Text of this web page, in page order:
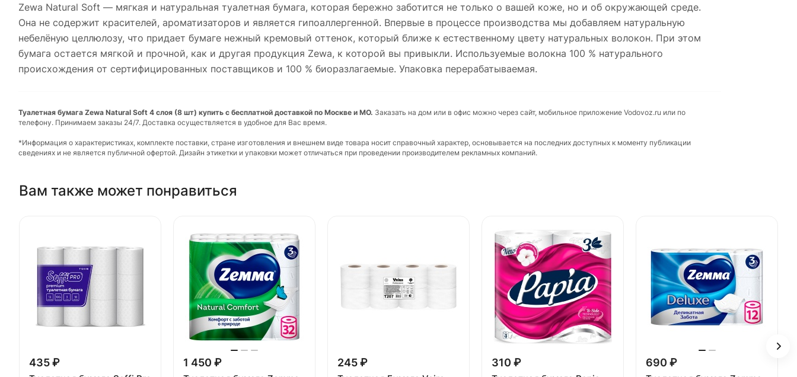
Zewa Natural Soft — мягкая и натуральная туалетная бумага, которая бережно заботится не только о вашей коже, но и об окружающей среде.
Она не содержит красителей, ароматизаторов и является гипоаллергенной. Впервые в процессе производства мы добавляем натуральную
небелёную целлюлозу, что придает бумаге нежный кремовый оттенок, который ближе к естественному цвету натуральных волокон. При этом
бумага остается мягкой и прочной, как и другая продукция Zewa, к которой вы привыкли. Используемые волокна 100 % натурального
происхождения от сертифицированных поставщиков и 100 % биоразлагаемые. Упаковка перерабатываемая.
Туалетная бумага Zewa Natural Soft 4 слоя (8 шт) купить с бесплатной доставкой по Москве и МО. Заказать на дом или в офис можно через сайт, мобильное приложение Vodovoz.ru или по
телефону. Принимаем заказы 24/7. Доставка осуществляется в удобное для Вас время.
*Информация о характеристиках, комплекте поставки, стране изготовления и внешнем виде товара носит справочный характер, основывается на последних доступных к моменту публикации
сведениях и не является публичной офертой. Дизайн этикетки и упаковки может отличаться при проведении производителем рекламных компаний.
Вам также может понравиться
435 ₽ 1 450 ₽ 245 ₽ 310 ₽ 690 ₽